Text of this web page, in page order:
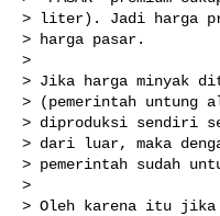
> liter). Jadi harga
> harga pasar.
>
> Jika harga minyak
> (pemerintah untung
> diproduksi sendiri
> dari luar, maka
> pemerintah sudah
>
> Oleh karena itu jika